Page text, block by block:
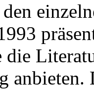
die
anbieten.